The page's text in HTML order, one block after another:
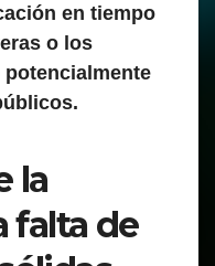
en tiempo
o los
la
falta de